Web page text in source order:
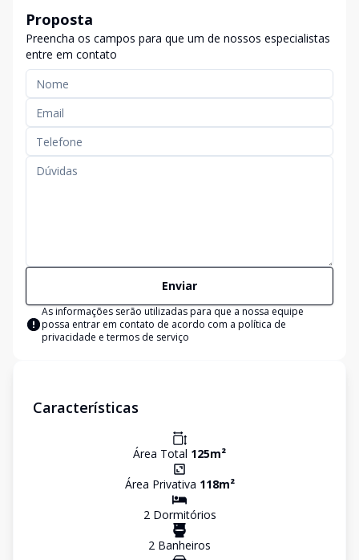
Proposta
Preencha os campos para que um de nossos especialistas
entre em contato
Enviar
As informações serão utilizadas para que a nossa equipe
possa entrar em contato de acordo com a política de
privacidade e termos de serviço
Características
Área Total 125m²
Área Privativa 118m²
2Dormitórios
2 Banheiros